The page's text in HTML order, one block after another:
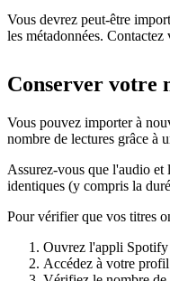
Vous devrez peut-être
les métadonnées.
Conserver votre
Vous pouvez importer à
nombre de lectures grâce à
Assurez-vous que l'audio et
identiques (y compris la
Pour vérifier que vos titres
Ouvrez l'appli Spotify
Accédez à votre